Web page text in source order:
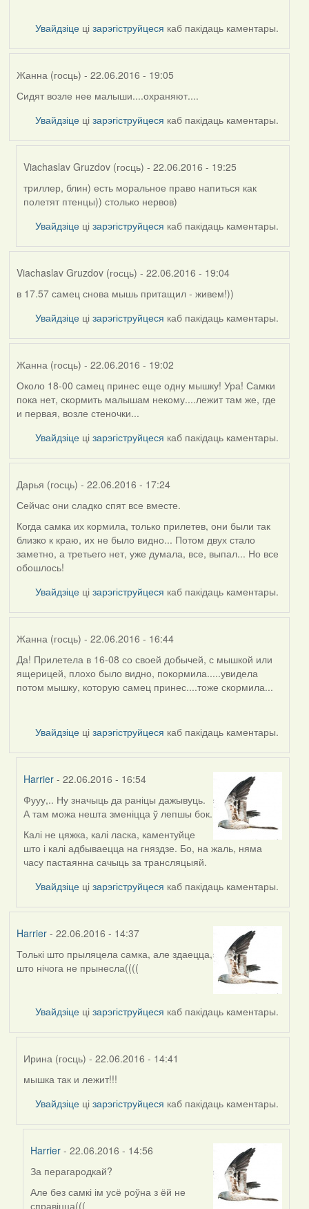
Увайдзіце цізарэгіструйцеся каб пакідаць каментары.
Жанна (госць) - 22.06.2016 - 19:05
Сидят возле нее малыши....охраняют....
Увайдзіце цізарэгіструйцеся каб пакідаць каментары.
Viachaslav Gruzdov (госць) - 22.06.2016 - 19:25
In
reply
Жанна
триллер, блин) есть моральное право напиться как
полетят птенцы)) столько нервов)
Увайдзіце цізарэгіструйцеся каб пакідаць каментары.
Viachaslav Gruzdov (госць) - 22.06.2016 - 19:04
в 17.57 самец снова мышь притащил - живем!))
Увайдзіце цізарэгіструйцеся каб пакідаць каментары.
Жанна (госць) - 22.06.2016 - 19:02
Около 18-00 самец принес еще одну мышку! Ура! Самки
пока нет, скормить малышам некому....лежит там же, где
и первая, возле стеночки...
Увайдзіце цізарэгіструйцеся каб пакідаць каментары.
Дарья (госць) - 22.06.2016 - 17:24
Сейчас они сладко спят все вместе.
Когда самка их кормила, только прилетев, они были так
близко к краю, их не было видно... Потом двух стало
заметно, а третьего нет, уже думала, все, выпал... Но все
обошлось!
Увайдзіце цізарэгіструйцеся каб пакідаць каментары.
Жанна (госць) - 22.06.2016 - 16:44
Да! Прилетела в 16-08 со своей добычей, с мышкой или
ящерицей, плохо было видно, покормила.....увидела
потом мышку, которую самец принес....тоже скормила...
Увайдзіце цізарэгіструйцеся каб пакідаць каментары.
Harrier - 22.06.2016 - 16:54
In
reply
to
by
Жанна
Фууу,.. Ну значыць да раніцы дажывуць.
А там можа нешта зменіцца ў лепшы бок.
Калі не цяжка, калі ласка, каментуйце
што і калі адбываецца на гняздзе. Бо, на жаль, няма
часу пастаянна сачыць за трансляцыяй.
Увайдзіце цізарэгіструйцеся каб пакідаць каментары.
Harrier- 22.06.2016 - 14:37
Толькі што прыляцела самка, але здаецца,
што нічога не прынесла((((
Увайдзіце цізарэгіструйцеся каб пакідаць каментары.
Ирина (госць) - 22.06.2016 - 14:41
In
reply
by
мышка так и лежит!!!
Увайдзіце цізарэгіструйцеся каб пакідаць каментары.
Harrier - 22.06.2016 - 14:56
In
reply
to
За перагародкай?
Але без самкі ім усё роўна з ёй не
справіцца(((